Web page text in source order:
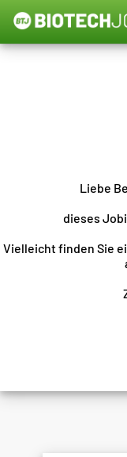
Liebe
dieses
Vielleicht finden Sie